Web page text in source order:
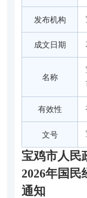
发布机构
成文日期
名称
有效性
文号
宝鸡市人民
2026年国
通知